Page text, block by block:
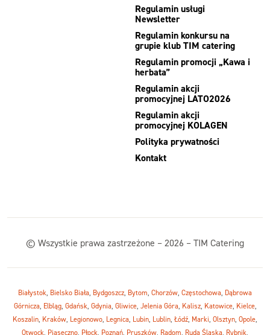
Regulamin usługi
Newsletter
Regulamin konkursu na
grupie klub TIM catering
Regulamin promocji „Kawa i
herbata”
Regulamin akcji
promocyjnej LATO2026
Regulamin akcji
promocyjnej KOLAGEN
Polityka prywatności
Kontakt
© Wszystkie prawa zastrzeżone – 2026 – TIM Catering
Białystok, Bielsko Biała, Bydgoszcz, Bytom, Chorzów, Częstochowa, Dąbrowa
Górnicza, Elbląg, Gdańsk, Gdynia, Gliwice, Jelenia Góra, Kalisz, Katowice, Kielce,
Koszalin, Kraków, Legionowo, Legnica, Lubin, Lublin, Łódź, Marki, Olsztyn, Opole,
Otwock, Piaseczno, Płock, Poznań, Pruszków, Radom, Ruda Śląska, Rybnik,